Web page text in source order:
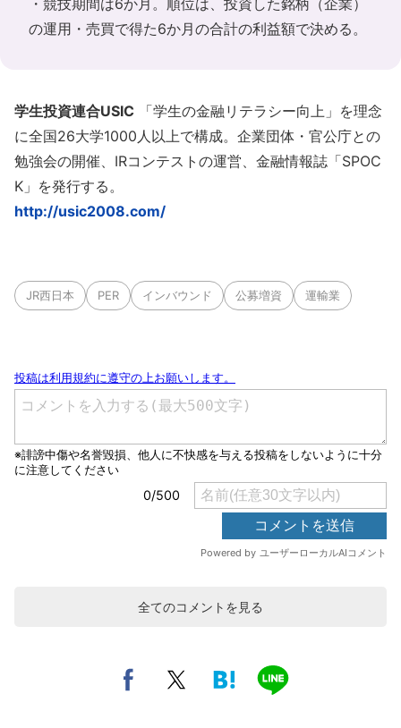
・競技期間は6か月。順位は、投資した銘柄（企業）
の運用・売買で得た6か月の合計の利益額で決める。
学生投資連合USIC 「学生の金融リテラシー向上」を理念
に全国26大学1000人以上で構成。企業団体・官公庁との
勉強会の開催、IRコンテストの運営、金融情報誌「SPOC
K」を発行する。
http://usic2008.com/
JR西日本 PER インバウンド 公募増資 運輸業
全てのコメントを見る